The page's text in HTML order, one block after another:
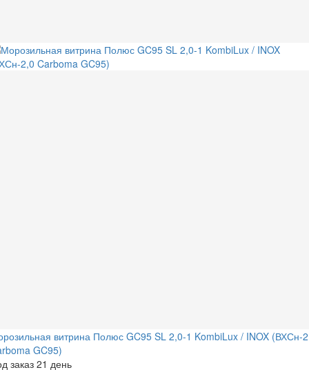
витрина Полюс GC95 SL 2,0-1 KombiLux / INOX (ВХСн-
GC95)
заказ 21 день